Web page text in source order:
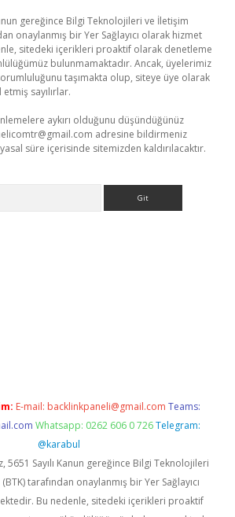
gereğince Bilgi Teknolojileri ve İletişim
onaylanmış bir Yer Sağlayıcı olarak hizmet
sitedeki içerikleri proaktif olarak denetleme
bulunmamaktadır. Ancak, üyelerimiz
taşımakta olup, siteye üye olarak
sayılırlar.
aykırı olduğunu düşündüğünüz
adresine bildirmeniz
süre içerisinde sitemizden kaldırılacaktır.
E-mail: backlinkpaneli@gmail.com Teams:
Whatsapp: 0262 606 0 726 Telegram:
@karabul
5651 Sayılı Kanun gereğince Bilgi Teknolojileri
tarafından onaylanmış bir Yer Sağlayıcı
Bu nedenle, sitedeki içerikleri proaktif